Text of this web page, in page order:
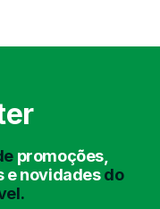
promoções,
e novidadesdo
Matrículas